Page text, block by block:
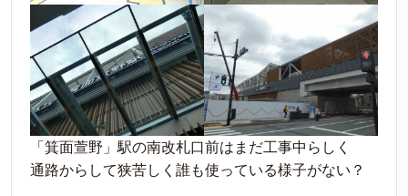
「箕面萱野」駅の南改札口前はまだ工事中らしく
通路からして狭苦しく誰も使っている様子がない？